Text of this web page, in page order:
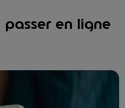
en ligne